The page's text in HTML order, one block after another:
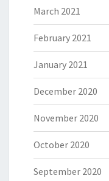
March 2021
February 2021
January 2021
December 2020
November 2020
October 2020
September 2020